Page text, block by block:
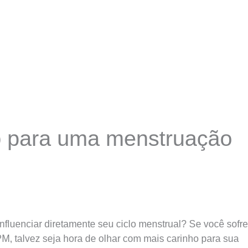
uma menstruação
diretamente seu ciclo menstrual? Se você sofre
talvez seja hora de olhar com mais carinho para sua